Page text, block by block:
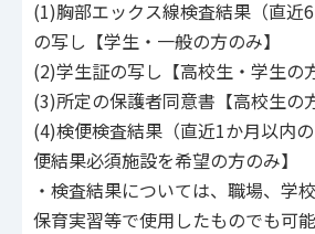
(1)胸部エックス線検査結果（直近6
の写し【学生・一般の方のみ】
(2)学生証の写し【高校生・学生の
(3)所定の保護者同意書【高校生の
(4)検便検査結果（直近1か月以内
便結果必須施設を希望の方のみ】
・検査結果については、職場、学
保育実習等で使用したものでも可能